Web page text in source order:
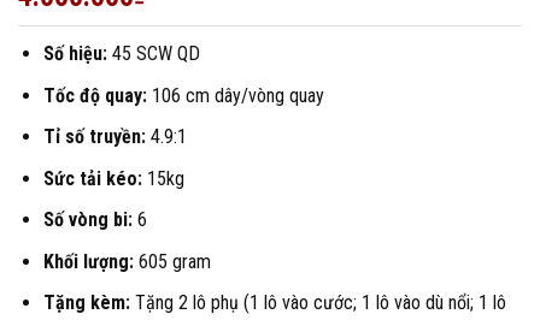
Số hiệu:45 SCW QD
Tốc độ quay:106 cm dây/vòng quay
Tỉ số truyền:4.9:1
Sức tải kéo:15kg
Số vòng bi:6
Khối lượng:605 gram
Tặng kèm:Tặng 2 lô phụ (1 lô vào cước; 1 lô vào dù nổi; 1 lô